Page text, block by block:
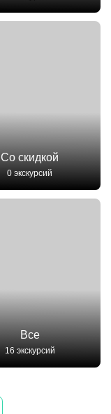
Со скидкой
0 экскурсий
Все
16 экскурсий